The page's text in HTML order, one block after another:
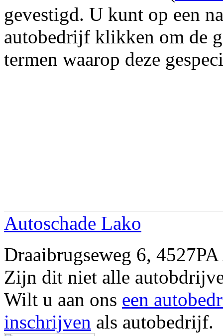
gevestigd. U kunt op een
autobedrijf klikken om de
termen waarop deze
Autoschade Lako
Draaibrugseweg 6,
Zijn dit niet alle
Wilt u aan ons een
inschrijven als autobedrijf.